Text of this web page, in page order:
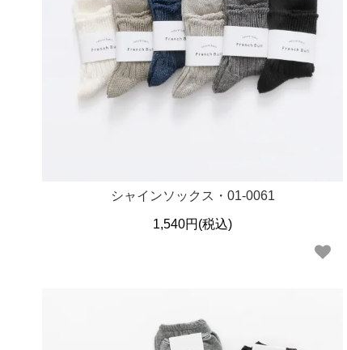
シャインソックス・01-0061
1,540円(税込)